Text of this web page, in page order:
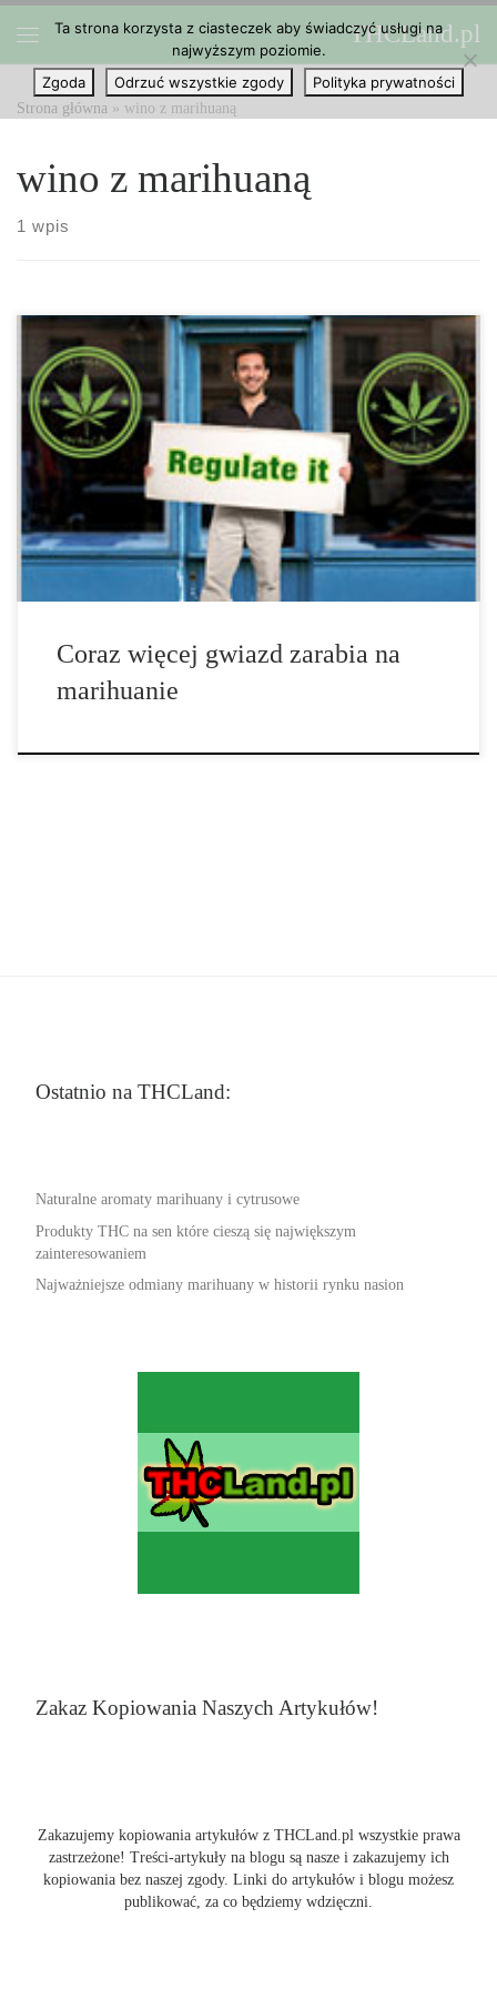
Przejdź do treści THCLand.pl
Strona główna » wino z marihuaną
wino z marihuaną
1 wpis
Jak donosi CBS News, rośnie liczba firm oraz celebrytów, takich
jak Melissa Etheridge, którzy chcą zarobić na rozwijającym się
przemyśle marihuany. Etheridge nigdy tak naprawdę nie pasowała
do obrazu gwiazdy rocka. „Widziałam alkohol, widziałam co on
powoduje. Byłam tak podekscytowana […]
Coraz więcej gwiazd zarabia na
marihuanie
Ostatnio na THCLand:
Naturalne aromaty marihuany i cytrusowe
Produkty THC na sen które cieszą się największym
zainteresowaniem
Najważniejsze odmiany marihuany w historii rynku nasion
Zakaz Kopiowania Naszych Artykułów!
Zakazujemy kopiowania artykułów z THCLand.pl wszystkie prawa
zastrzeżone! Treści-artykuły na blogu są nasze i zakazujemy ich
kopiowania bez naszej zgody. Linki do artykułów i blogu możesz
publikować, za co będziemy wdzięczni.
Ta strona korzysta z ciasteczek aby świadczyć usługi na
najwyższym poziomie.
Zgoda
Odrzuć wszystkie zgody Polityka prywatności